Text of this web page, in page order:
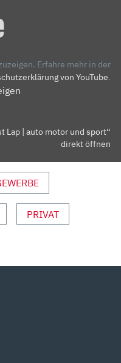
Erfahre mehr in der
von YouTube.
Lap | auto motor und sport“
direkt öffnen
PRIVAT